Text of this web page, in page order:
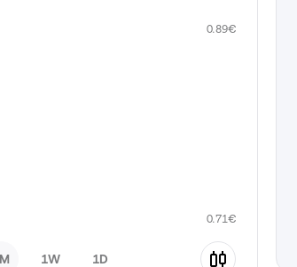
0.89€
0.71€
1W 1D